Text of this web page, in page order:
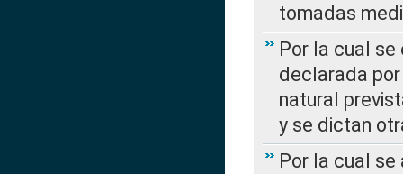
tomadas
Por la cual
declarada
natural
y se dictan
Por la cual se